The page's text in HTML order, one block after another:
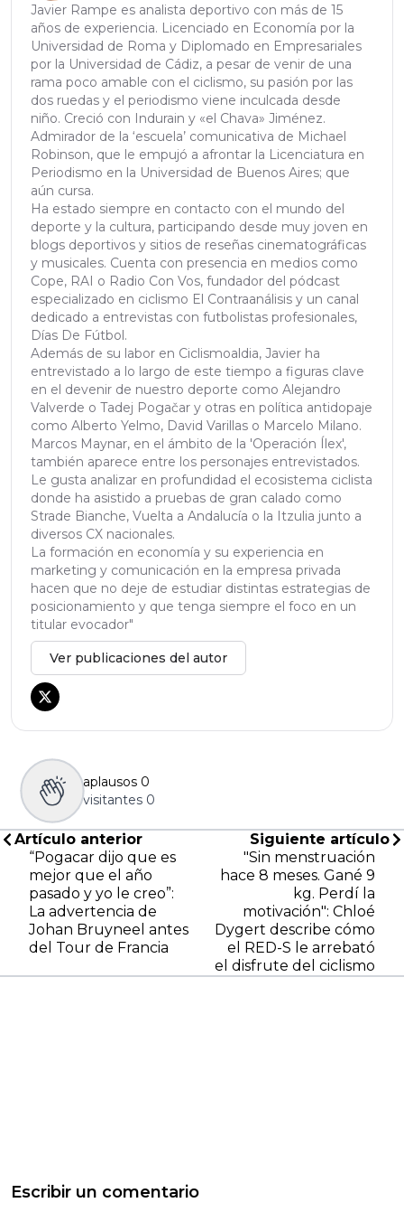
Javier Rampe es analista deportivo con más de 15
años de experiencia. Licenciado en Economía por la
Universidad de Roma y Diplomado en Empresariales
por la Universidad de Cádiz, a pesar de venir de una
rama poco amable con el ciclismo, su pasión por las
dos ruedas y el periodismo viene inculcada desde
niño. Creció con Indurain y «el Chava» Jiménez.
Admirador de la ‘escuela’ comunicativa de Michael
Robinson, que le empujó a afrontar la Licenciatura en
Periodismo en la Universidad de Buenos Aires; que
aún cursa.
Ha estado siempre en contacto con el mundo del
deporte y la cultura, participando desde muy joven en
blogs deportivos y sitios de reseñas cinematográficas
y musicales. Cuenta con presencia en medios como
Cope, RAI o Radio Con Vos, fundador del pódcast
especializado en ciclismo El Contraanálisis y un canal
dedicado a entrevistas con futbolistas profesionales,
Días De Fútbol.
Además de su labor en Ciclismoaldia, Javier ha
entrevistado a lo largo de este tiempo a figuras clave
en el devenir de nuestro deporte como Alejandro
Valverde o Tadej Pogačar y otras en política antidopaje
como Alberto Yelmo, David Varillas o Marcelo Milano.
Marcos Maynar, en el ámbito de la 'Operación Ílex',
también aparece entre los personajes entrevistados.
Le gusta analizar en profundidad el ecosistema ciclista
donde ha asistido a pruebas de gran calado como
Strade Bianche, Vuelta a Andalucía o la Itzulia junto a
diversos CX nacionales.
La formación en economía y su experiencia en
marketing y comunicación en la empresa privada
hacen que no deje de estudiar distintas estrategias de
posicionamiento y que tenga siempre el foco en un
titular evocador"
Ver publicaciones del autor
aplausos 0
visitantes 0
Artículo anterior
“Pogacar dijo que es
mejor que el año
pasado y yo le creo”:
La advertencia de
Johan Bruyneel antes
del Tour de Francia
Siguiente artículo
"Sin menstruación
hace 8 meses. Gané 9
kg. Perdí la
motivación": Chloé
Dygert describe cómo
el RED-S le arrebató
el disfrute del ciclismo
Escribir un comentario